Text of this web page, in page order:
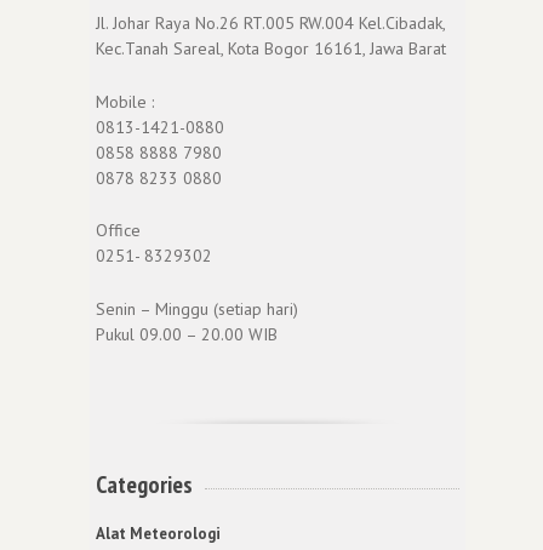
Jl. Johar Raya No.26 RT.005 RW.004 Kel.Cibadak,
Kec.Tanah Sareal, Kota Bogor 16161, Jawa Barat
Mobile :
0813-1421-0880
0858 8888 7980
0878 8233 0880
Office
0251- 8329302
Senin – Minggu (setiap hari)
Pukul 09.00 – 20.00 WIB
Categories
Alat Meteorologi